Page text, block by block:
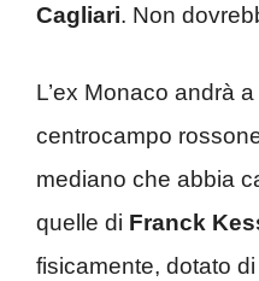
Cagliari. Non
L’ex Monaco andrà a
centrocampo
mediano che abbia
quelle di Franck
fisicamente, dotato